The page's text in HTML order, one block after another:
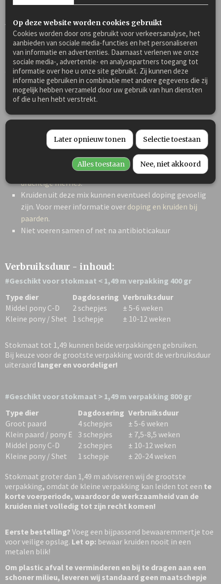
Voeradvies:
Dosering 1x daags: stokmaat tot 1,35 m: 1-2 schepjes, 1,35-
1,57 m: 2-3 schepjes, 1,58 m of groter: 4 schepjes per dag door
het voer mengen, tenzij anders geadviseerd door uw dierenarts
of therapeut. Kan droog of nat worden gegeven.Bij langdurig
gebruikadviseren wij na iedere 5-6 weken een stopweek in te
lassen, waarna de kruidenmix weer kan worden voortgezet.
Reageert uw paard langere tijd goed, kunt u altijd de
dosering proberen te minderen.
Dachtige en zogende merries niet voeren of in overleg
met dierenarts. Voor meer informatie overkruiden bij
drachtige merries.
Kruiden uit deze mix kunnen eventueel doping gevoelig
zijn. Voor meer informatie over doping en kruiden bij
paarden.
Niet voeren samen of net na antibioticakuur
Verbruiksduur - inhoud:
#Geschikt voor stokmaat < 1,49 m verpakking 400 gr
Type dier
Dagdosering Verbruiksduur
Middel pony C-D
2 schepjes
± 5-6 weken
Kleine pony / Shet
1 schepje ± 10-12 weken
Stokmaat tot 1,49 kunnen beide verpakkingen gebruiken.
Bij keuze voor de grootste verpakking wordt de verbruiksduur
uiteraard langer en voordeliger!
#Geschikt voor stokmaat > 1,49 m verpakking 800 gr
Type dier
Dagdosering Verbruiksduur
Groot paard
4 schepjes
± 5-6 weken
Klein paard / pony E
3 schepjes
± 7,5-8,5 weken
Middel pony C-D
2 schepjes
± 10-12 weken
Kleine pony / Shet
1 schepje ± 20-24 weken
Stokmaat groter dan 1,49 m adviseren wij de grootste
verpakking, omdat de kleine verpakking kan leiden tot een te
korte voerperiode, waardoor de werkzaamheid van de
kruiden niet volledig tot zijn recht komen!
Eerste bestelling? Voeg een bijpassend bewaaremmertje toe
voor veilige opslag. Let op: bewaar kruiden nooit in een
metalen blik!
Om plastic afval te verminderen en bij te dragen aan een
schoner milieu, leveren wij standaard geen maatschepje
Op deze website worden cookies gebruikt
Cookies worden door ons gebruikt voor verkeersanalyse, het
aanbieden van sociale media-functies en het personaliseren
van informatie en advertenties. Daarnaast verlenen we onze
sociale media-, advertentie- en analysepartners toegang tot
informatie over hoe u onze site gebruikt. Zij kunnen deze
informatie gebruiken in combinatie met andere gegevens die zij
mogelijk hebben verzameld door uw gebruik van hun diensten
of die u hen hebt verstrekt.
Later opnieuw tonen Selectie toestaan
Alles toestaan Nee, niet akkoord